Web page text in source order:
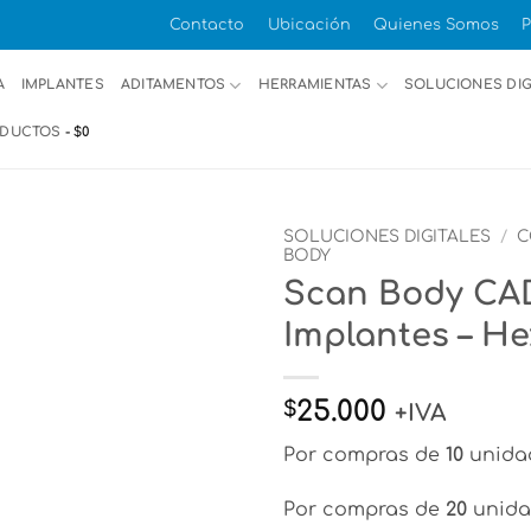
Contacto Ubicación Quienes Somos
IMPLANTES ADITAMENTOS HERRAMIENTAS SOLUCIONES
$0
SOLUCIONES DIGITALES /
BODY
Scan Body
Implantes –
$25.000 +IVA
Por compras de 10
Por compras de 20